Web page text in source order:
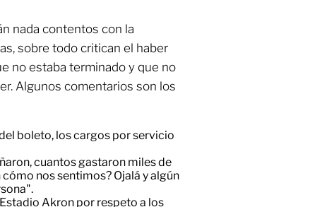
nada contentos con la
sobre todo critican el haber
no estaba terminado y que no
Algunos comentarios son los
boleto, los cargos por servicio
cuantos gastaron miles de
nos sentimos? Ojalá y algún
Akron por respeto a los